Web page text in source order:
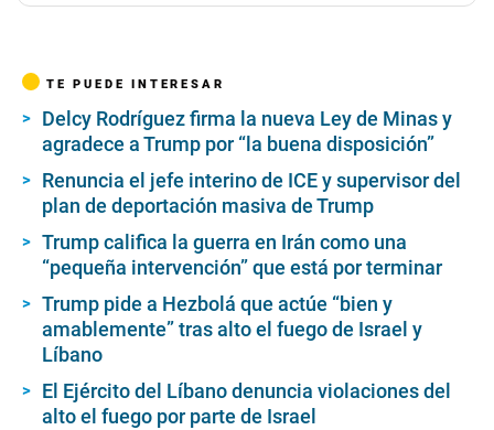
TE PUEDE INTERESAR
Delcy Rodríguez firma la nueva Ley de Minas y
agradece a Trump por “la buena disposición”
Renuncia el jefe interino de ICE y supervisor del
plan de deportación masiva de Trump
Trump califica la guerra en Irán como una
“pequeña intervención” que está por terminar
Trump pide a Hezbolá que actúe “bien y
amablemente” tras alto el fuego de Israel y
Líbano
El Ejército del Líbano denuncia violaciones del
alto el fuego por parte de Israel